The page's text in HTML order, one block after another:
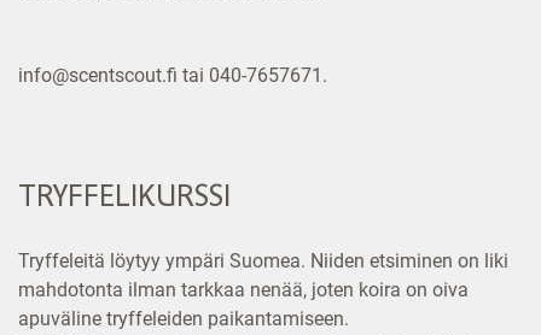
info@scentscout.fi tai 040-7657671.
TRYFFELIKURSSI
Tryffeleitä löytyy ympäri Suomea. Niiden etsiminen on liki
mahdotonta ilman tarkkaa nenää, joten koira on oiva
apuväline tryffeleiden paikantamiseen.